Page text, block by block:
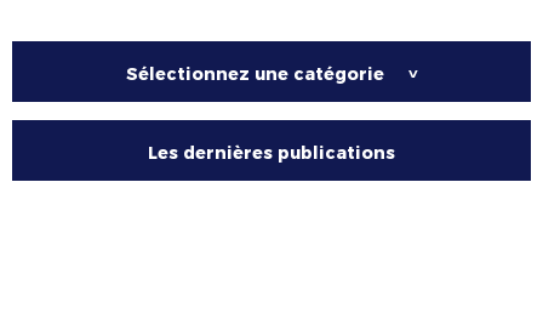
Sélectionnez une catégorie >
Les dernières publications